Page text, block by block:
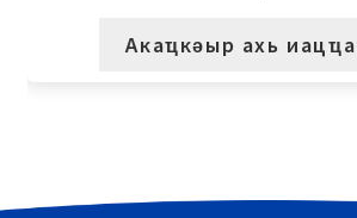
Акаҵкәыр ахь